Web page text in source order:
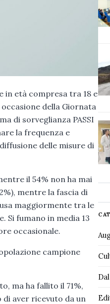
in età compresa tra 18 e
della Giornata
di sorveglianza PASSI
la frequenza e
delle misure di
il 54% non ha mai
mentre la fascia di
maggiormente tra le
Si fumano in media 13
occasionale.
campione
ma ha fallito il 71%,
aver ricevuto da un